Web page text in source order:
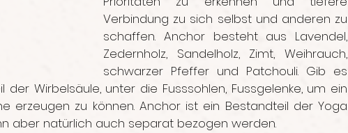
Verbindung zu sich selbst und anderen zu
schaffen. Anchor besteht aus Lavendel,
Zedernholz, Sandelholz, Zimt, Weihrauch,
schwarzer Pfeffer und Patchouli. Gib es
Wirbelsäule, unter die Fusssohlen, Fussgelenke, um ein
erzeugen zu können. Anchor ist ein Bestandteil der Yoga
aber natürlich auch separat bezogen werden.